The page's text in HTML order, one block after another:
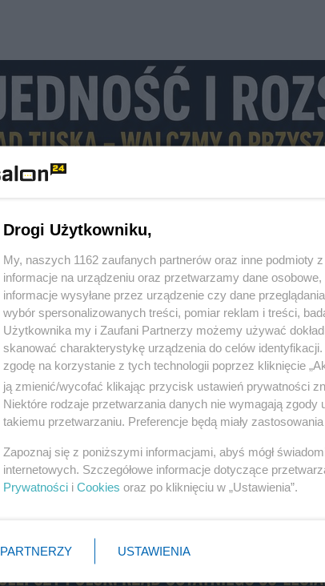
Drogi Użytkowniku,
My, naszych 1162 zaufanych partnerów oraz inne podmioty
informacje na urządzeniu oraz przetwarzamy dane
informacje wysyłane przez urządzenie czy dane
wybór spersonalizowanych treści, pomiar reklam i treści,
Użytkownika my i Zaufani Partnerzy możemy używać
skanować charakterystykę urządzenia do celów
zgodę na korzystanie z tych technologii poprzez kliknięcie
ją zmienić/wycofać klikając przycisk ustawień prywatności
Niektóre rodzaje przetwarzania danych nie wymagają
takiemu przetwarzaniu. Preferencje będą miały
Zapoznaj się z poniższymi informacjami, abyś mógł
internetowych. Szczegółowe informacje dotyczące
Prywatności i Cookies oraz po kliknięciu w „Ustawienia”.
PARTNERZY USTAWIENIA